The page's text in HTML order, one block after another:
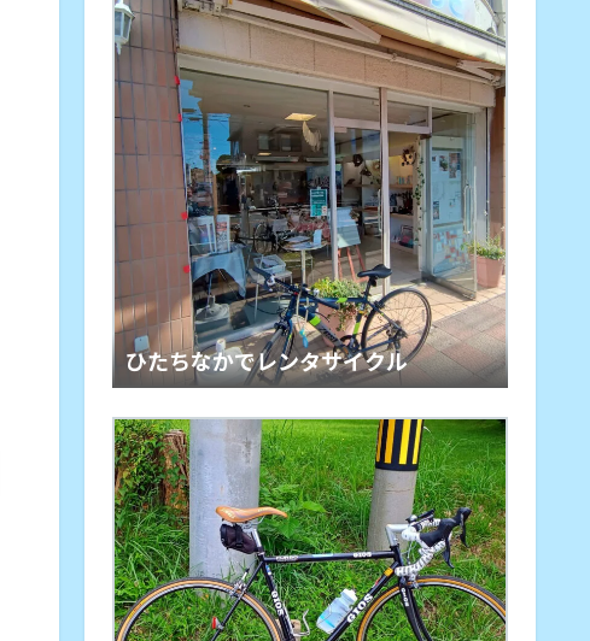
ひたちなかでレンタサイクル